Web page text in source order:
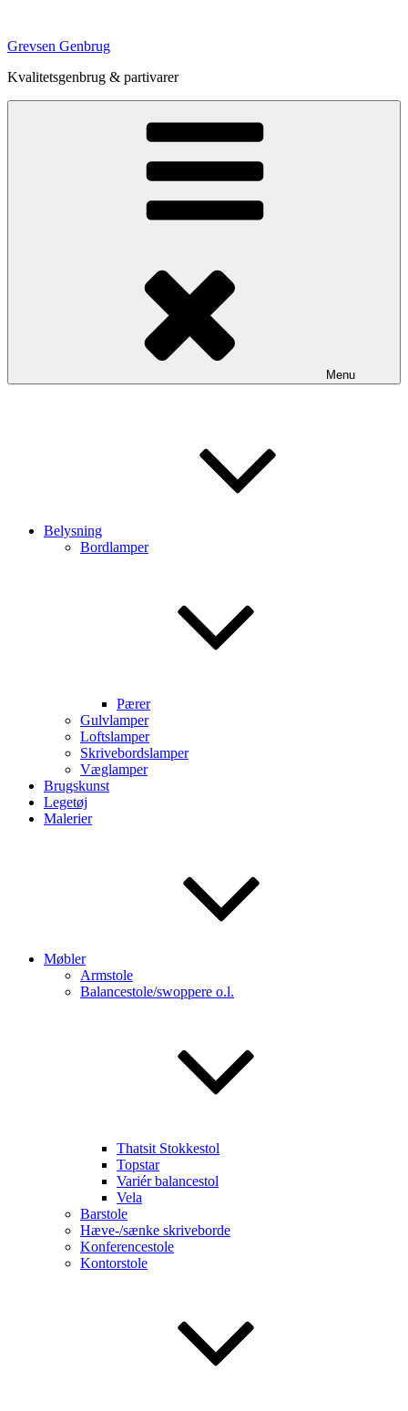
indhold
Grevsen Genbrug
Kvalitetsgenbrug & partivarer
Menu
Belysning
Bordlamper
Pærer
Gulvlamper
Loftslamper
Skrivebordslamper
Væglamper
Brugskunst
Legetøj
Malerier
Møbler
Armstole
Balancestole/swoppere o.l.
Thatsit Stokkestol
Topstar
Variér balancestol
Vela
Barstole
Hæve-/sænke skriveborde
Konferencestole
Kontorstole